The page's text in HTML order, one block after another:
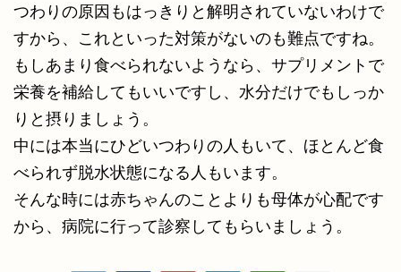
つわりの原因もはっきりと解明されていないわけで
すから、これといった対策がないのも難点ですね。
もしあまり食べられないようなら、サプリメントで
栄養を補給してもいいですし、水分だけでもしっか
りと摂りましょう。
中には本当にひどいつわりの人もいて、ほとんど食
べられず脱水状態になる人もいます。
そんな時には赤ちゃんのことよりも母体が心配です
から、病院に行って診察してもらいましょう。